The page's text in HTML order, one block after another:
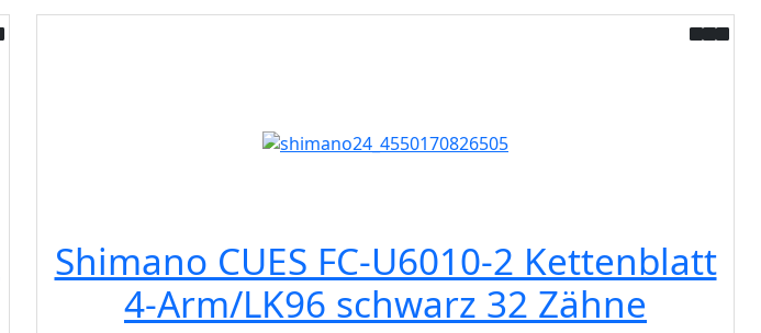
Shimano CUES FC-U6010-2 Kettenblatt
4-Arm/LK96 schwarz 32 Zähne